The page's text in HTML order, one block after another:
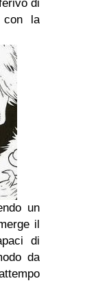
di
con la
un
il
di
da